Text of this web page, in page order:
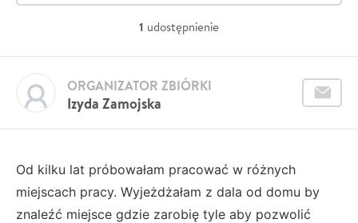
1 udostępnienie
Izyda Zamojska
ORGANIZATOR ZBIÓRKI
Od kilku lat próbowałam pracować w różnych
miejscach pracy. Wyjeżdżałam z dala od domu by
znaleźć miejsce gdzie zarobię tyle aby pozwolić